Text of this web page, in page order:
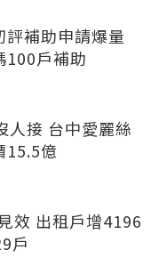
補助申請爆量
100戶補助
人接 台中愛麗絲
15.5億
效 出租戶增4196
戶